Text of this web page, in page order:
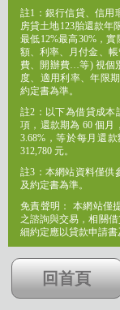
註1：銀行信貸、信用
房貸土地123胎還款年
最低12%最高30%，
額、利率、月付金、
費、開辦費…等) 視個
度、適用利率、年限
約定書為準。
註2：以下為借貸成本
項，還款期為 60 個月
3.68%，等於每月還
312,780 元。
註3：本網站資料僅供
及約定書為準。
免責聲明： 本網站僅
之諮詢與交易，相關
細約定應以貸款申請書
回首頁